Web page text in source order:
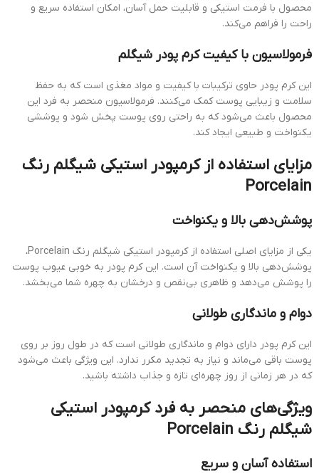
محصول با فرمت استیکی و قابلیت حمل آسان، امکان استفاده سریع و
راحت را فراهم می‌کند.
فرمولاسیون با کیفیت کرم پودر شیگلم
این کرم پودر حاوی ترکیبات با کیفیت و مواد مغذی است که به حفظ
سلامت و زیبایی پوست کمک می‌کنند. فرمولاسیون منحصر به فرد این
محصول باعث می‌شود که به راحتی روی پوست پخش شود و پوششی
یکنواخت و طبیعی ایجاد کند.
مزایای استفاده از کرمپودر استیکی شیگلم رنگ
Porcelain
پوشش‌دهی بالا و یکنواخت
یکی از مزایای اصلی استفاده از کرمپودر استیکی شیگلم رنگ Porcelain،
پوشش‌دهی بالا و یکنواخت آن است. این کرم پودر به خوبی عیوب پوست
را پوشش می‌دهد و ظاهری بی‌نقص و درخشان به چهره شما می‌بخشد.
دوام و ماندگاری طولانی
این کرم پودر دارای دوام و ماندگاری طولانی است که در طول روز بر روی
پوست باقی می‌ماند و نیاز به تجدید مکرر ندارد. این ویژگی باعث می‌شود
که در هر زمانی از روز چهره‌ای تازه و جذاب داشته باشید.
ویژگی‌های منحصر به فرد کرمپودر استیکی
شیگلم رنگ Porcelain
استفاده آسان و سریع